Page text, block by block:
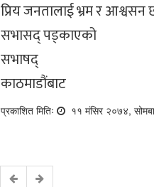
प्रिय जनतालाई भ्रम र आश्वसन
सभासद् पड्काएको
सभाषद्
काठमाडौंबाट
प्रकाशित मितिः ११ मंसिर २०७४,